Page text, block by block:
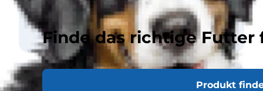
Finde das richtige Futter
Produkt
Gewicht
Männlich, groß >5 kg
Weibchen groß >5 kg
Fell